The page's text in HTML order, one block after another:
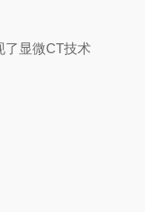
了显微CT技术